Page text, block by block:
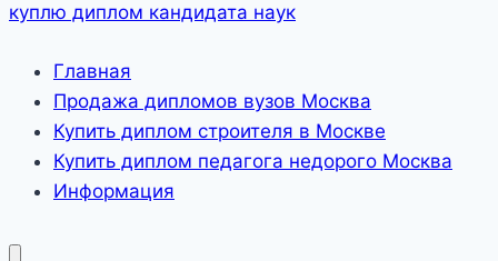
куплю диплом кандидата наук
Главная
Продажа дипломов вузов Москва
Купить диплом строителя в Москве
Купить диплом педагога недорого Москва
Информация